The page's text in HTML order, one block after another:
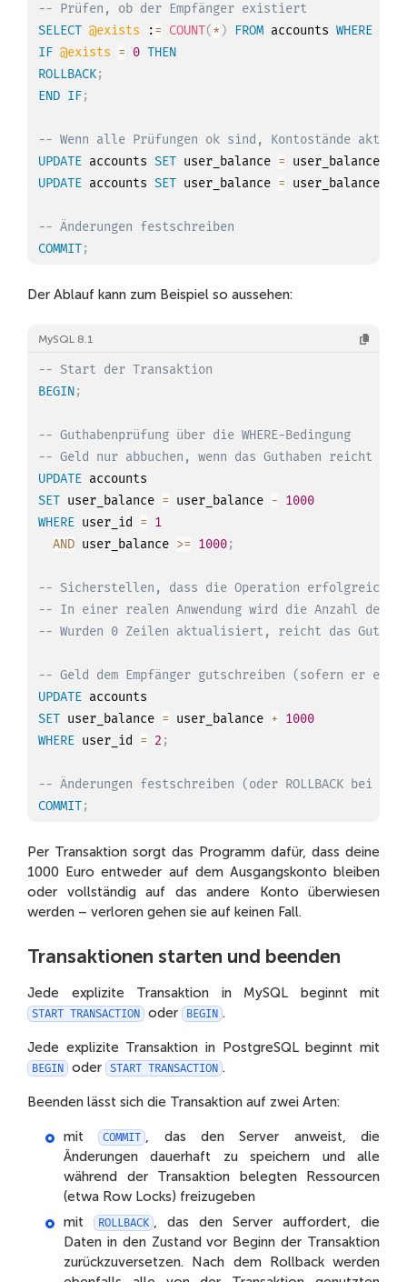
-- Prüfen, ob der Empfänger existiert
SELECT @exists := COUNT(* ) FROM accounts WHERE
IF @exists = 0 THEN
ROLLBACK;
END IF;
-- Wenn alle Prüfungen ok sind, Kontostände
UPDATE accounts SET user_balance = user_balance
UPDATE accounts SET user_balance = user_balance
-- Änderungen festschreiben
COMMIT;
Der Ablauf kann zum Beispiel so aussehen:
MySQL 8.1
-- Start der Transaktion
BEGIN;
-- Guthabenprüfung über die WHERE-Bedingung
-- Geld nur abbuchen, wenn das Guthaben reicht
UPDATE
SET user_balance = user_balance - 1000
WHERE user_id = 1
AND user_balance >= 1000;
-- Sicherstellen, dass die Operation erfolgreich
-- In einer realen Anwendung wird die Anzahl der
-- Wurden 0 Zeilen aktualisiert, reicht das
-- Geld dem Empfänger gutschreiben (sofern er
UPDATE
SET user_balance = user_balance + 1000
WHERE user_id = 2 ;
-- Änderungen festschreiben (oder ROLLBACK bei
COMMIT;
Per Transaktion sorgt das Programm dafür, dass deine
1000 Euro entweder auf dem Ausgangskonto bleiben
oder vollständig auf das andere Konto überwiesen
werden – verloren gehen sie auf keinen Fall.
Transaktionen starten und beenden
Jede explizite Transaktion in MySQL beginnt mit
START TRANSACTION oder BEGIN .
Jede explizite Transaktion in PostgreSQL beginnt mit
BEGIN oder START TRANSACTION .
Beenden lässt sich die Transaktion auf zwei Arten:
mit COMMIT , das den Server anweist, die
Änderungen dauerhaft zu speichern und alle
während der Transaktion belegten Ressourcen
(etwa Row Locks) freizugeben
mit
ROLLBACK , das den Server auffordert, die
Daten in den Zustand vor Beginn der Transaktion
zurückzuversetzen. Nach dem Rollback werden